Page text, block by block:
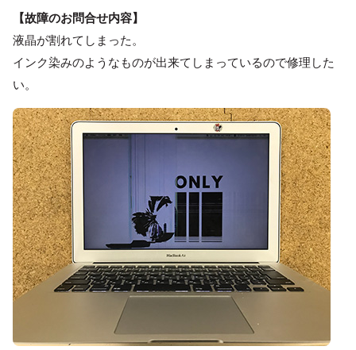
【故障のお問合せ内容】
液晶が割れてしまった。
インク染みのようなものが出来てしまっているので修理した
い。